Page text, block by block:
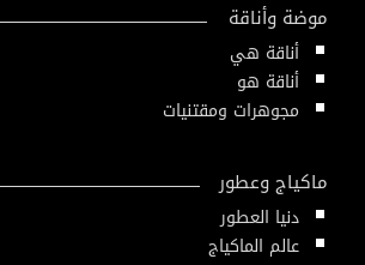
موضة وأناقة
أناقة هي
أناقة هو
مجوهرات ومقتنيات
ماكياج وعطور
دنيا العطور
عالم الماكياج